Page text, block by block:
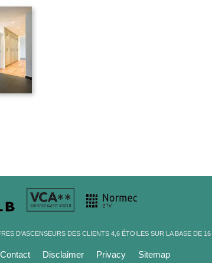
D'ASCENSEURS DES CLIENTS 4,6 ÉTOILES SUR LA BASE DE 16
Contact Disclaimer Privacy Sitemap